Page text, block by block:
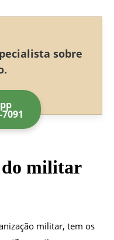
sobre
do militar
militar, tem os